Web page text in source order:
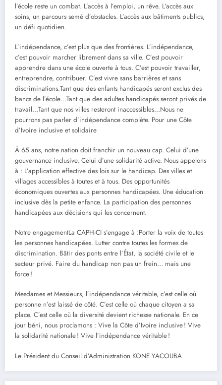
l’école reste un combat. L’accès à l’emploi, un rêve. L’accès aux
soins, un parcours semé d’obstacles. L’accès aux bâtiments publics,
un défi quotidien.
L’indépendance, c’est plus que des frontières. L’indépendance,
c’est pouvoir marcher librement dans sa ville. C’est pouvoir
apprendre dans une école ouverte à tous. C’est pouvoir travailler,
entreprendre, contribuer. C’est vivre sans barrières et sans
discriminations.Tant que des enfants handicapés seront exclus des
bancs de l’école…Tant que des adultes handicapés seront privés de
travail…Tant que nos villes resteront inaccessibles…Nous ne
pourrons pas parler d’indépendance complète. Pour une Côte
d’Ivoire inclusive et solidaire
À 65 ans, notre nation doit franchir un nouveau cap. Celui d’une
gouvernance inclusive. Celui d’une solidarité active. Nous appelons
à : L’application effective des lois sur le handicap. Des villes et
villages accessibles à toutes et à tous. Des opportunités
économiques ouvertes aux personnes handicapées. Une éducation
inclusive dès la petite enfance. La participation des personnes
handicapées aux décisions qui les concernent.
Notre engagementLa CAPH-CI s’engage à :Porter la voix de toutes
les personnes handicapées. Lutter contre toutes les formes de
discrimination. Bâtir des ponts entre l’État, la société civile et le
secteur privé. Faire du handicap non pas un frein… mais une
force !
Mesdames et Messieurs, l’indépendance véritable, c’est celle où
personne n’est laissé de côté. C’est celle où chaque citoyen a sa
place. C’est celle où la diversité devient richesse nationale. En ce
jour béni, nous proclamons : Vive la Côte d’Ivoire inclusive ! Vive
la solidarité nationale ! Vive l’indépendance véritable !
Le Président du Conseil d’Administration KONE YACOUBA